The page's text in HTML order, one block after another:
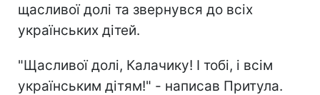
щасливої долі та звернувся до всіх
українських дітей.
"Щасливої долі, Калачику! І тобі, і всім
українським дітям!" - написав Притула.